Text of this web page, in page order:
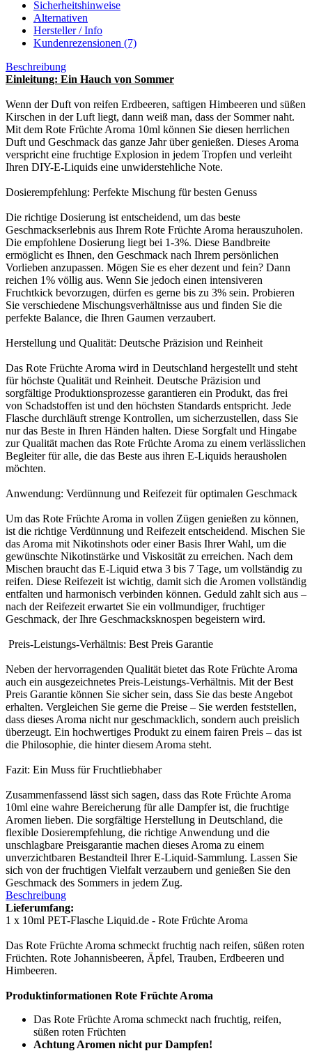
Sicherheitshinweise
Alternativen
Hersteller / Info
Kundenrezensionen (7)
Beschreibung
Einleitung: Ein Hauch von Sommer
Wenn der Duft von reifen Erdbeeren, saftigen Himbeeren und süßen
Kirschen in der Luft liegt, dann weiß man, dass der Sommer naht.
Mit dem Rote Früchte Aroma 10ml können Sie diesen herrlichen
Duft und Geschmack das ganze Jahr über genießen. Dieses Aroma
verspricht eine fruchtige Explosion in jedem Tropfen und verleiht
Ihren DIY-E-Liquids eine unwiderstehliche Note.
Dosierempfehlung: Perfekte Mischung für besten Genuss
Die richtige Dosierung ist entscheidend, um das beste
Geschmackserlebnis aus Ihrem Rote Früchte Aroma herauszuholen.
Die empfohlene Dosierung liegt bei 1-3%. Diese Bandbreite
ermöglicht es Ihnen, den Geschmack nach Ihrem persönlichen
Vorlieben anzupassen. Mögen Sie es eher dezent und fein? Dann
reichen 1% völlig aus. Wenn Sie jedoch einen intensiveren
Fruchtkick bevorzugen, dürfen es gerne bis zu 3% sein. Probieren
Sie verschiedene Mischungsverhältnisse aus und finden Sie die
perfekte Balance, die Ihren Gaumen verzaubert.
Herstellung und Qualität: Deutsche Präzision und Reinheit
Das Rote Früchte Aroma wird in Deutschland hergestellt und steht
für höchste Qualität und Reinheit. Deutsche Präzision und
sorgfältige Produktionsprozesse garantieren ein Produkt, das frei
von Schadstoffen ist und den höchsten Standards entspricht. Jede
Flasche durchläuft strenge Kontrollen, um sicherzustellen, dass Sie
nur das Beste in Ihren Händen halten. Diese Sorgfalt und Hingabe
zur Qualität machen das Rote Früchte Aroma zu einem verlässlichen
Begleiter für alle, die das Beste aus ihren E-Liquids herausholen
möchten.
Anwendung: Verdünnung und Reifezeit für optimalen Geschmack
Um das Rote Früchte Aroma in vollen Zügen genießen zu können,
ist die richtige Verdünnung und Reifezeit entscheidend. Mischen Sie
das Aroma mit Nikotinshots oder einer Basis Ihrer Wahl, um die
gewünschte Nikotinstärke und Viskosität zu erreichen. Nach dem
Mischen braucht das E-Liquid etwa 3 bis 7 Tage, um vollständig zu
reifen. Diese Reifezeit ist wichtig, damit sich die Aromen vollständig
entfalten und harmonisch verbinden können. Geduld zahlt sich aus –
nach der Reifezeit erwartet Sie ein vollmundiger, fruchtiger
Geschmack, der Ihre Geschmacksknospen begeistern wird.
Preis-Leistungs-Verhältnis: Best Preis Garantie
Neben der hervorragenden Qualität bietet das Rote Früchte Aroma
auch ein ausgezeichnetes Preis-Leistungs-Verhältnis. Mit der Best
Preis Garantie können Sie sicher sein, dass Sie das beste Angebot
erhalten. Vergleichen Sie gerne die Preise – Sie werden feststellen,
dass dieses Aroma nicht nur geschmacklich, sondern auch preislich
überzeugt. Ein hochwertiges Produkt zu einem fairen Preis – das ist
die Philosophie, die hinter diesem Aroma steht.
Fazit: Ein Muss für Fruchtliebhaber
Zusammenfassend lässt sich sagen, dass das Rote Früchte Aroma
10ml eine wahre Bereicherung für alle Dampfer ist, die fruchtige
Aromen lieben. Die sorgfältige Herstellung in Deutschland, die
flexible Dosierempfehlung, die richtige Anwendung und die
unschlagbare Preisgarantie machen dieses Aroma zu einem
unverzichtbaren Bestandteil Ihrer E-Liquid-Sammlung. Lassen Sie
sich von der fruchtigen Vielfalt verzaubern und genießen Sie den
Geschmack des Sommers in jedem Zug.
Beschreibung
Lieferumfang:
1 x 10ml PET-Flasche Liquid.de - Rote Früchte Aroma
Das Rote Früchte Aroma schmeckt fruchtig nach reifen, süßen roten
Früchten. Rote Johannisbeeren, Äpfel, Trauben, Erdbeeren und
Himbeeren.
Produktinformationen Rote Früchte Aroma
Das Rote Früchte Aroma schmeckt nach fruchtig, reifen,
süßen roten Früchten
Achtung Aromen nicht pur Dampfen!